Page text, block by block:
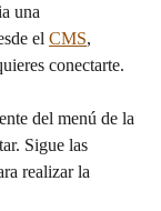
una
el CMS,
conectarte.
del menú de la
Sigue las
realizar la